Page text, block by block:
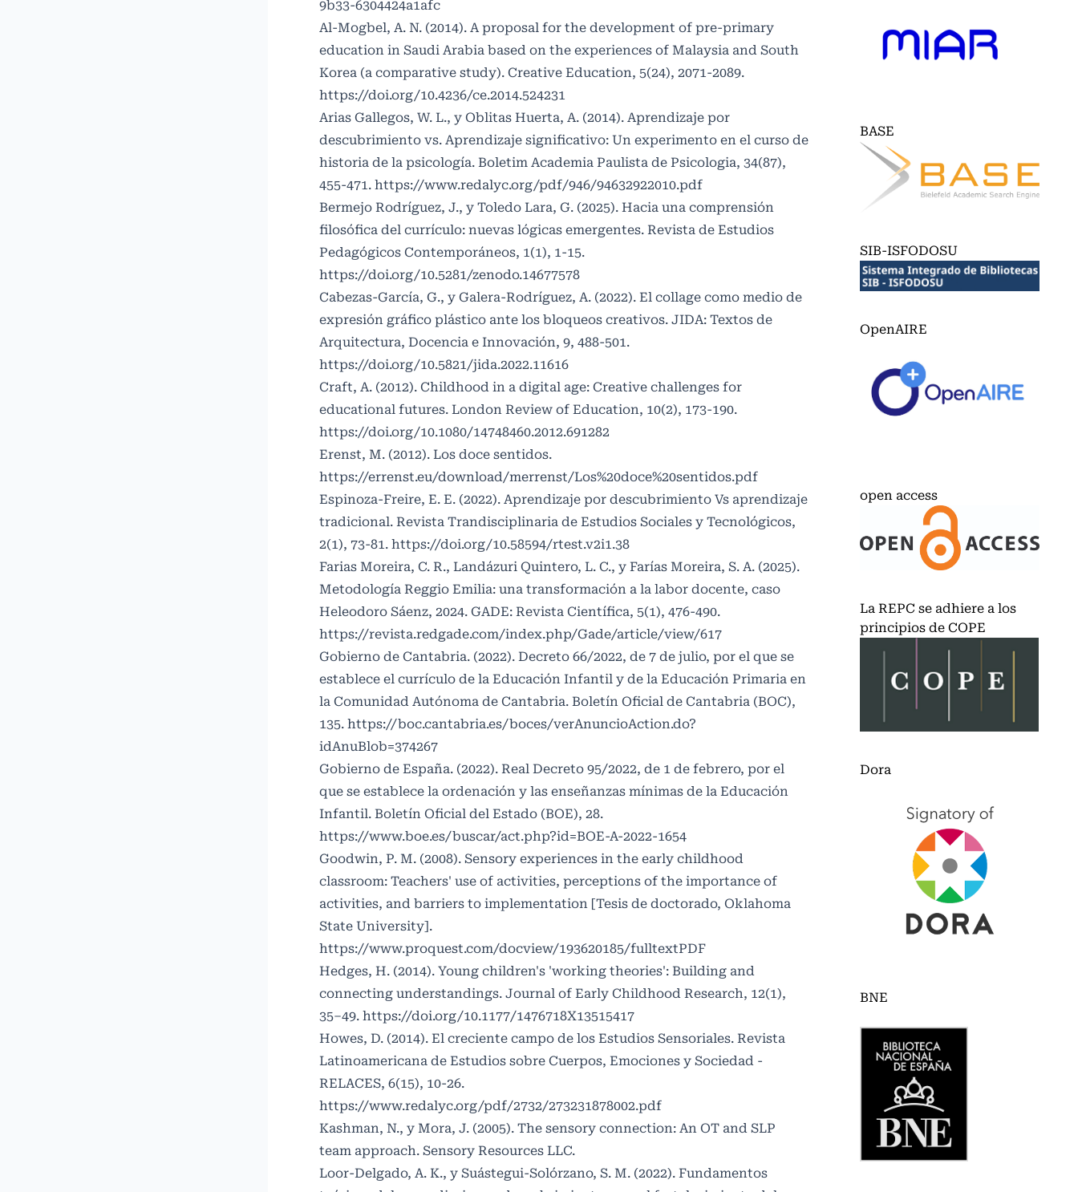
9b33-6304424a1afc
Al-Mogbel, A. N. (2014). A proposal for the development of pre-primary
education in Saudi Arabia based on the experiences of Malaysia and South
Korea (a comparative study). Creative Education, 5(24), 2071-2089.
https://doi.org/10.4236/ce.2014.524231
Arias Gallegos, W. L., y Oblitas Huerta, A. (2014). Aprendizaje por
descubrimiento vs. Aprendizaje significativo: Un experimento en el curso de
historia de la psicología. Boletim Academia Paulista de Psicologia, 34(87),
455-471. https://www.redalyc.org/pdf/946/94632922010.pdf
Bermejo Rodríguez, J., y Toledo Lara, G. (2025). Hacia una comprensión
filosófica del currículo: nuevas lógicas emergentes. Revista de Estudios
Pedagógicos Contemporáneos, 1(1), 1-15.
https://doi.org/10.5281/zenodo.14677578
Cabezas-García, G., y Galera-Rodríguez, A. (2022). El collage como medio de
expresión gráfico plástico ante los bloqueos creativos. JIDA: Textos de
Arquitectura, Docencia e Innovación, 9, 488-501.
https://doi.org/10.5821/jida.2022.11616
Craft, A. (2012). Childhood in a digital age: Creative challenges for
educational futures. London Review of Education, 10(2), 173-190.
https://doi.org/10.1080/14748460.2012.691282
Erenst, M. (2012). Los doce sentidos.
https://errenst.eu/download/merrenst/Los%20doce%20sentidos.pdf
Espinoza-Freire, E. E. (2022). Aprendizaje por descubrimiento Vs aprendizaje
tradicional. Revista Trandisciplinaria de Estudios Sociales y Tecnológicos,
2(1), 73-81. https://doi.org/10.58594/rtest.v2i1.38
Farias Moreira, C. R., Landázuri Quintero, L. C., y Farías Moreira, S. A. (2025).
Metodología Reggio Emilia: una transformación a la labor docente, caso
Heleodoro Sáenz, 2024. GADE: Revista Científica, 5(1), 476-490.
https://revista.redgade.com/index.php/Gade/article/view/617
Gobierno de Cantabria. (2022). Decreto 66/2022, de 7 de julio, por el que se
establece el currículo de la Educación Infantil y de la Educación Primaria en
la Comunidad Autónoma de Cantabria. Boletín Oficial de Cantabria (BOC),
135. https://boc.cantabria.es/boces/verAnuncioAction.do?
idAnuBlob=374267
Gobierno de España. (2022). Real Decreto 95/2022, de 1 de febrero, por el
que se establece la ordenación y las enseñanzas mínimas de la Educación
Infantil. Boletín Oficial del Estado (BOE), 28.
https://www.boe.es/buscar/act.php?id=BOE-A-2022-1654
Goodwin, P. M. (2008). Sensory experiences in the early childhood
classroom: Teachers' use of activities, perceptions of the importance of
activities, and barriers to implementation [Tesis de doctorado, Oklahoma
State University].
https://www.proquest.com/docview/193620185/fulltextPDF
Hedges, H. (2014). Young children's 'working theories': Building and
connecting understandings. Journal of Early Childhood Research, 12(1),
35–49. https://doi.org/10.1177/1476718X13515417
Howes, D. (2014). El creciente campo de los Estudios Sensoriales. Revista
Latinoamericana de Estudios sobre Cuerpos, Emociones y Sociedad -
RELACES, 6(15), 10-26.
https://www.redalyc.org/pdf/2732/273231878002.pdf
Kashman, N., y Mora, J. (2005). The sensory connection: An OT and SLP
team approach. Sensory Resources LLC.
Loor-Delgado, A. K., y Suástegui-Solórzano, S. M. (2022). Fundamentos
BASE
SIB-ISFODOSU
OpenAIRE
open access
La REPC se adhiere a los
principios de COPE
Dora
BNE